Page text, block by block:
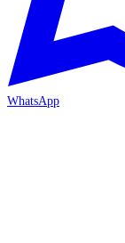
WhatsApp